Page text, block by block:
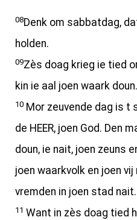
08Denk om sabbatdag,
holden.
09Zès doag krieg ie tied
kin ie aal joen waark doun.
10 Mor zeuvende dag is t
de HEER, joen God. Den
doun, ie nait, joen zeuns
joen waarkvolk en joen
vremden in joen stad nait.
11 Want in zès doag tied